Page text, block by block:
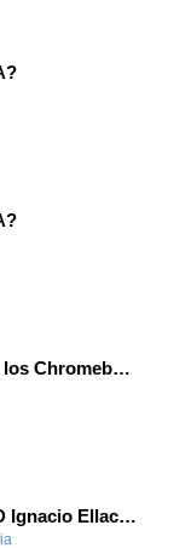
Dale una oportunidad a los Chromebooks y utiliza un proyector para realizar talleres si no tienes pantallas táctiles
Presentación IES CIFPD Ignacio Ellacuría